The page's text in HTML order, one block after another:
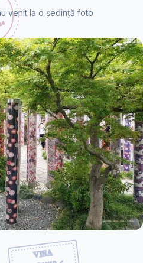
venit la o ședință foto